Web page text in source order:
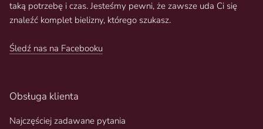
taką potrzebę i czas. Jesteśmy pewni, że zawsze uda Ci się
znaleźć komplet bielizny, którego szukasz.
Śledź nas na Facebooku
Obsługa klienta
Najczęściej zadawane pytania